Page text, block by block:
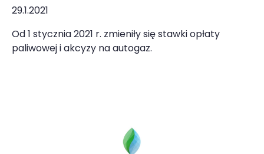
29.1.2021
Od 1 stycznia 2021 r. zmieniły się stawki opłaty
paliwowej i akcyzy na autogaz.